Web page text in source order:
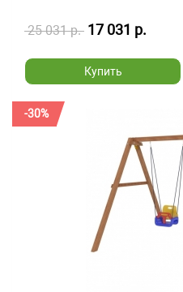
25 031 р. 17 031 р.
Купить
-30%